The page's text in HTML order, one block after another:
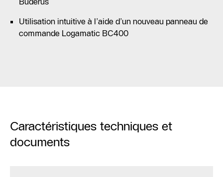
Utilisation intuitive à l’aide d’un nouveau panneau de
commande Logamatic BC400
Caractéristiques techniques et
documents